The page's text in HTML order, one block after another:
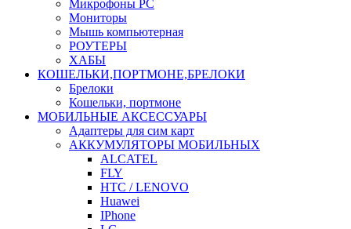
Микрофоны PC
Мониторы
Мышь компьютерная
РОУТЕРЫ
ХАБЫ
КОШЕЛЬКИ,ПОРТМОНЕ,БРЕЛОКИ
Брелоки
Кошельки, портмоне
МОБИЛЬНЫЕ АКСЕССУАРЫ
Адаптеры для сим карт
АККУМУЛЯТОРЫ МОБИЛЬНЫХ
ALCATEL
FLY
HTC / LENOVO
Huawei
IPhone